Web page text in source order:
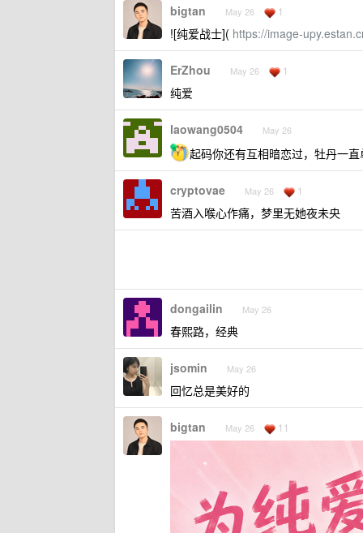
bigtan May 26 1
![纯爱战士]( https://image-
ErZhou May 26 1
纯爱
laowang0504 May 26
起码你还有互相暗恋过，牡丹一
cryptovae May 26 1
苦酒入喉心作痛，梦里无她夜未央
dongailin May 26
春熙路，经典
jsomin May 26
回忆总是美好的
bigtan May 26 11